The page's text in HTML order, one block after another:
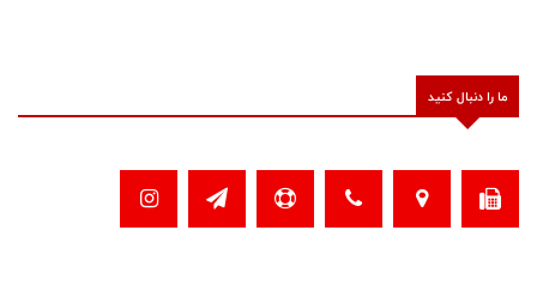
ما را دنبال کنید